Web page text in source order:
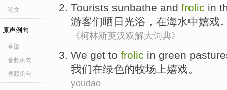
论文
原声例句
全部
音频例句
视频例句
Tourists sunbathe and frolic in
游客们晒日光浴 ， 在海水中嬉戏
《柯林斯英汉双解大词典》
We get to frolic in green
我们在绿色的牧场 上嬉戏 。
youdao